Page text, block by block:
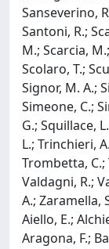
Sanseverino,
Santoni, R.;
M.; Scarcia,
Scolaro, T.;
Signor, M. A.;
Simeone, C.;
G.; Squillace,
L.; Trinchieri,
Trombetta, C.;
Valdagni, R.;
A.; Zaramella,
Aiello, E.;
Aragona, F.;